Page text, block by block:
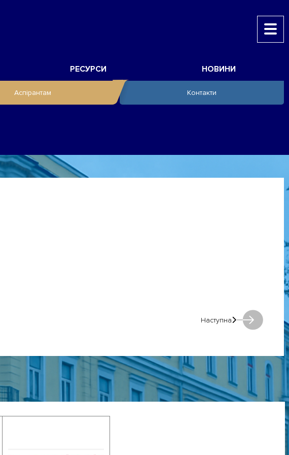
РЕСУРСИ НОВИНИ
Аспірантам Контакти
Наступна
Наступна: Наступна